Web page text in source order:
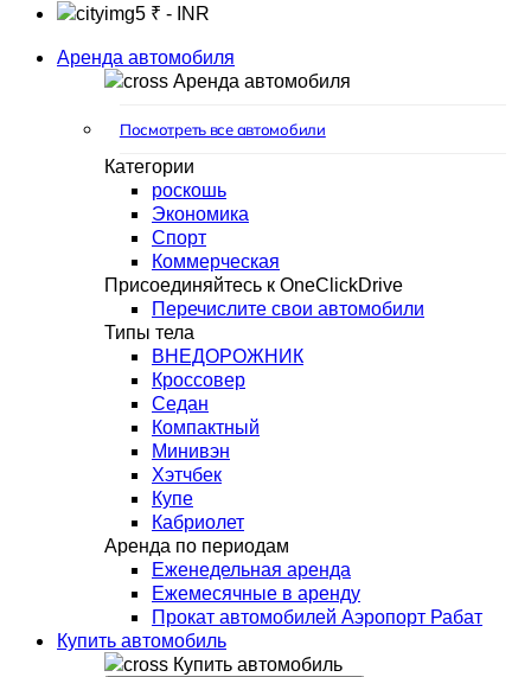
₹ - INR
Аренда автомобиля
Аренда автомобиля
Посмотреть все автомобили
Категории
роскошь
Экономика
Спорт
Коммерческая
Присоединяйтесь к OneClickDrive
Перечислите свои автомобили
Типы тела
ВНЕДОРОЖНИК
Кроссовер
Седан
Компактный
Минивэн
Хэтчбек
Купе
Кабриолет
Аренда по периодам
Еженедельная аренда
Ежемесячные в аренду
Прокат автомобилей Аэропорт Рабат
Купить автомобиль
Купить автомобиль